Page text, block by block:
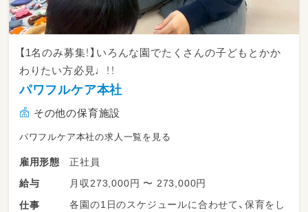
【1名のみ募集！】いろんな園でたくさんの子どもとかか
わりたい方必見♩！！
パワフルケア本社
その他の保育施設
パワフルケア本社の求人一覧を見る
雇用形態
正社員
給与
月収273,000円 〜 273,000円
仕事
各園の1日のスケジュールに合わせて、保育をし